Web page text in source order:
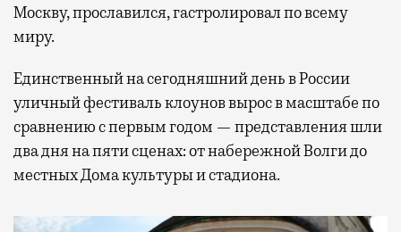
Москву, прославился, гастролировал по всему
миру.
Единственный на сегодняшний день в России
уличный фестиваль клоунов вырос в масштабе по
сравнению с первым годом — представления шли
два дня на пяти сценах: от набережной Волги до
местных Дома культуры и стадиона.